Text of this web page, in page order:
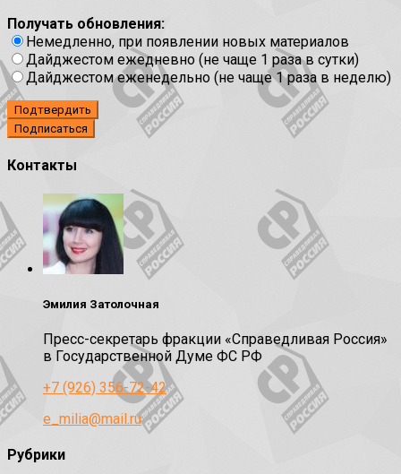
Получать обновления:
Немедленно, при появлении новых материалов
Дайджестом ежедневно (не чаще 1 раза в сутки)
Дайджестом еженедельно (не чаще 1 раза в неделю)
Подтвердить
Контакты
Эмилия Затолочная
Пресс-секретарь фракции «Справедливая Россия»
в Государственной Думе ФС РФ
+7 (926) 356-72-42
e_milia@mail.ru
Рубрики